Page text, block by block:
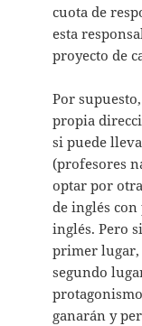
cuota de
esta
proyecto de
Por
propia
si puede
(profesores
optar por
de inglés
inglés. Pero
primer lugar,
segundo
ganarán y